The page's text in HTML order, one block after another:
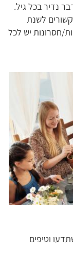
נדיר בכל גיל.
לשנת
חסרונות יש לכל
וטיפים